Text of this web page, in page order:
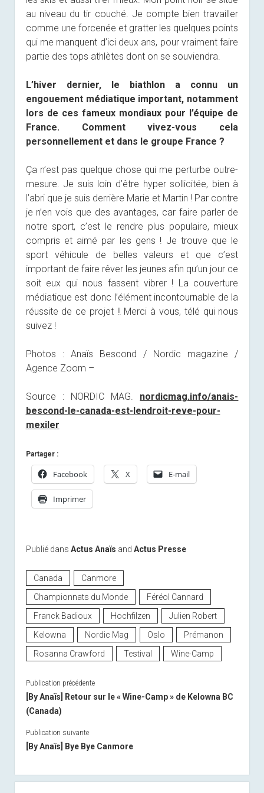
au niveau du tir couché. Je compte bien travailler
comme une forcenée et gratter les quelques points
qui me manquent d’ici deux ans, pour vraiment faire
partie des tops athlètes dont on se souviendra.
L’hiver dernier, le biathlon a connu un
engouement médiatique important, notamment
lors de ces fameux mondiaux pour l’équipe de
France. Comment vivez-vous cela
personnellement et dans le groupe France ?
Ça n’est pas quelque chose qui me perturbe outre-
mesure. Je suis loin d’être hyper sollicitée, bien à
l’abri que je suis derrière Marie et Martin ! Par contre
je n’en vois que des avantages, car faire parler de
notre sport, c’est le rendre plus populaire, mieux
compris et aimé par les gens ! Je trouve que le
sport véhicule de belles valeurs et que c’est
important de faire rêver les jeunes afin qu’un jour ce
soit eux qui nous fassent vibrer ! La couverture
médiatique est donc l’élément incontournable de la
réussite de ce projet !! Merci à vous, télé qui nous
suivez !
Photos : Anaïs Bescond / Nordic magazine /
Agence Zoom –
Source : NORDIC MAG. nordicmag.info/anais-
bescond-le-canada-est-lendroit-reve-pour-
mexiler
Partager :
Facebook X E-mail
Imprimer
Publié dans Actus Anaïs and Actus Presse
Canada
Canmore
Championnats du Monde
Féréol Cannard
Franck Badioux
Hochfilzen
Julien Robert
Kelowna
Nordic Mag Oslo
Prémanon
Rosanna Crawford
Testival Wine-Camp
Publication précédente
[By Anaïs] Retour sur le « Wine-Camp » de Kelowna BC
(Canada)
Publication suivante
[By Anaïs] Bye Bye Canmore